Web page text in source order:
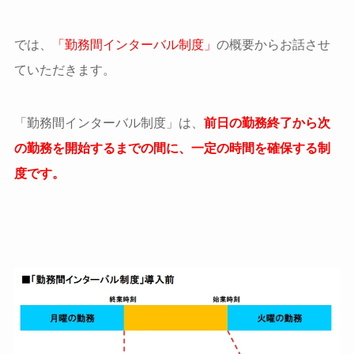
では、 「勤務間インターバル制度」 の概要からお話させ
ていただきます。
「勤務間インターバル制度」は、 前日の勤務終了から次
の勤務を開始するまでの間に、一定の時間を確保する制
度です。